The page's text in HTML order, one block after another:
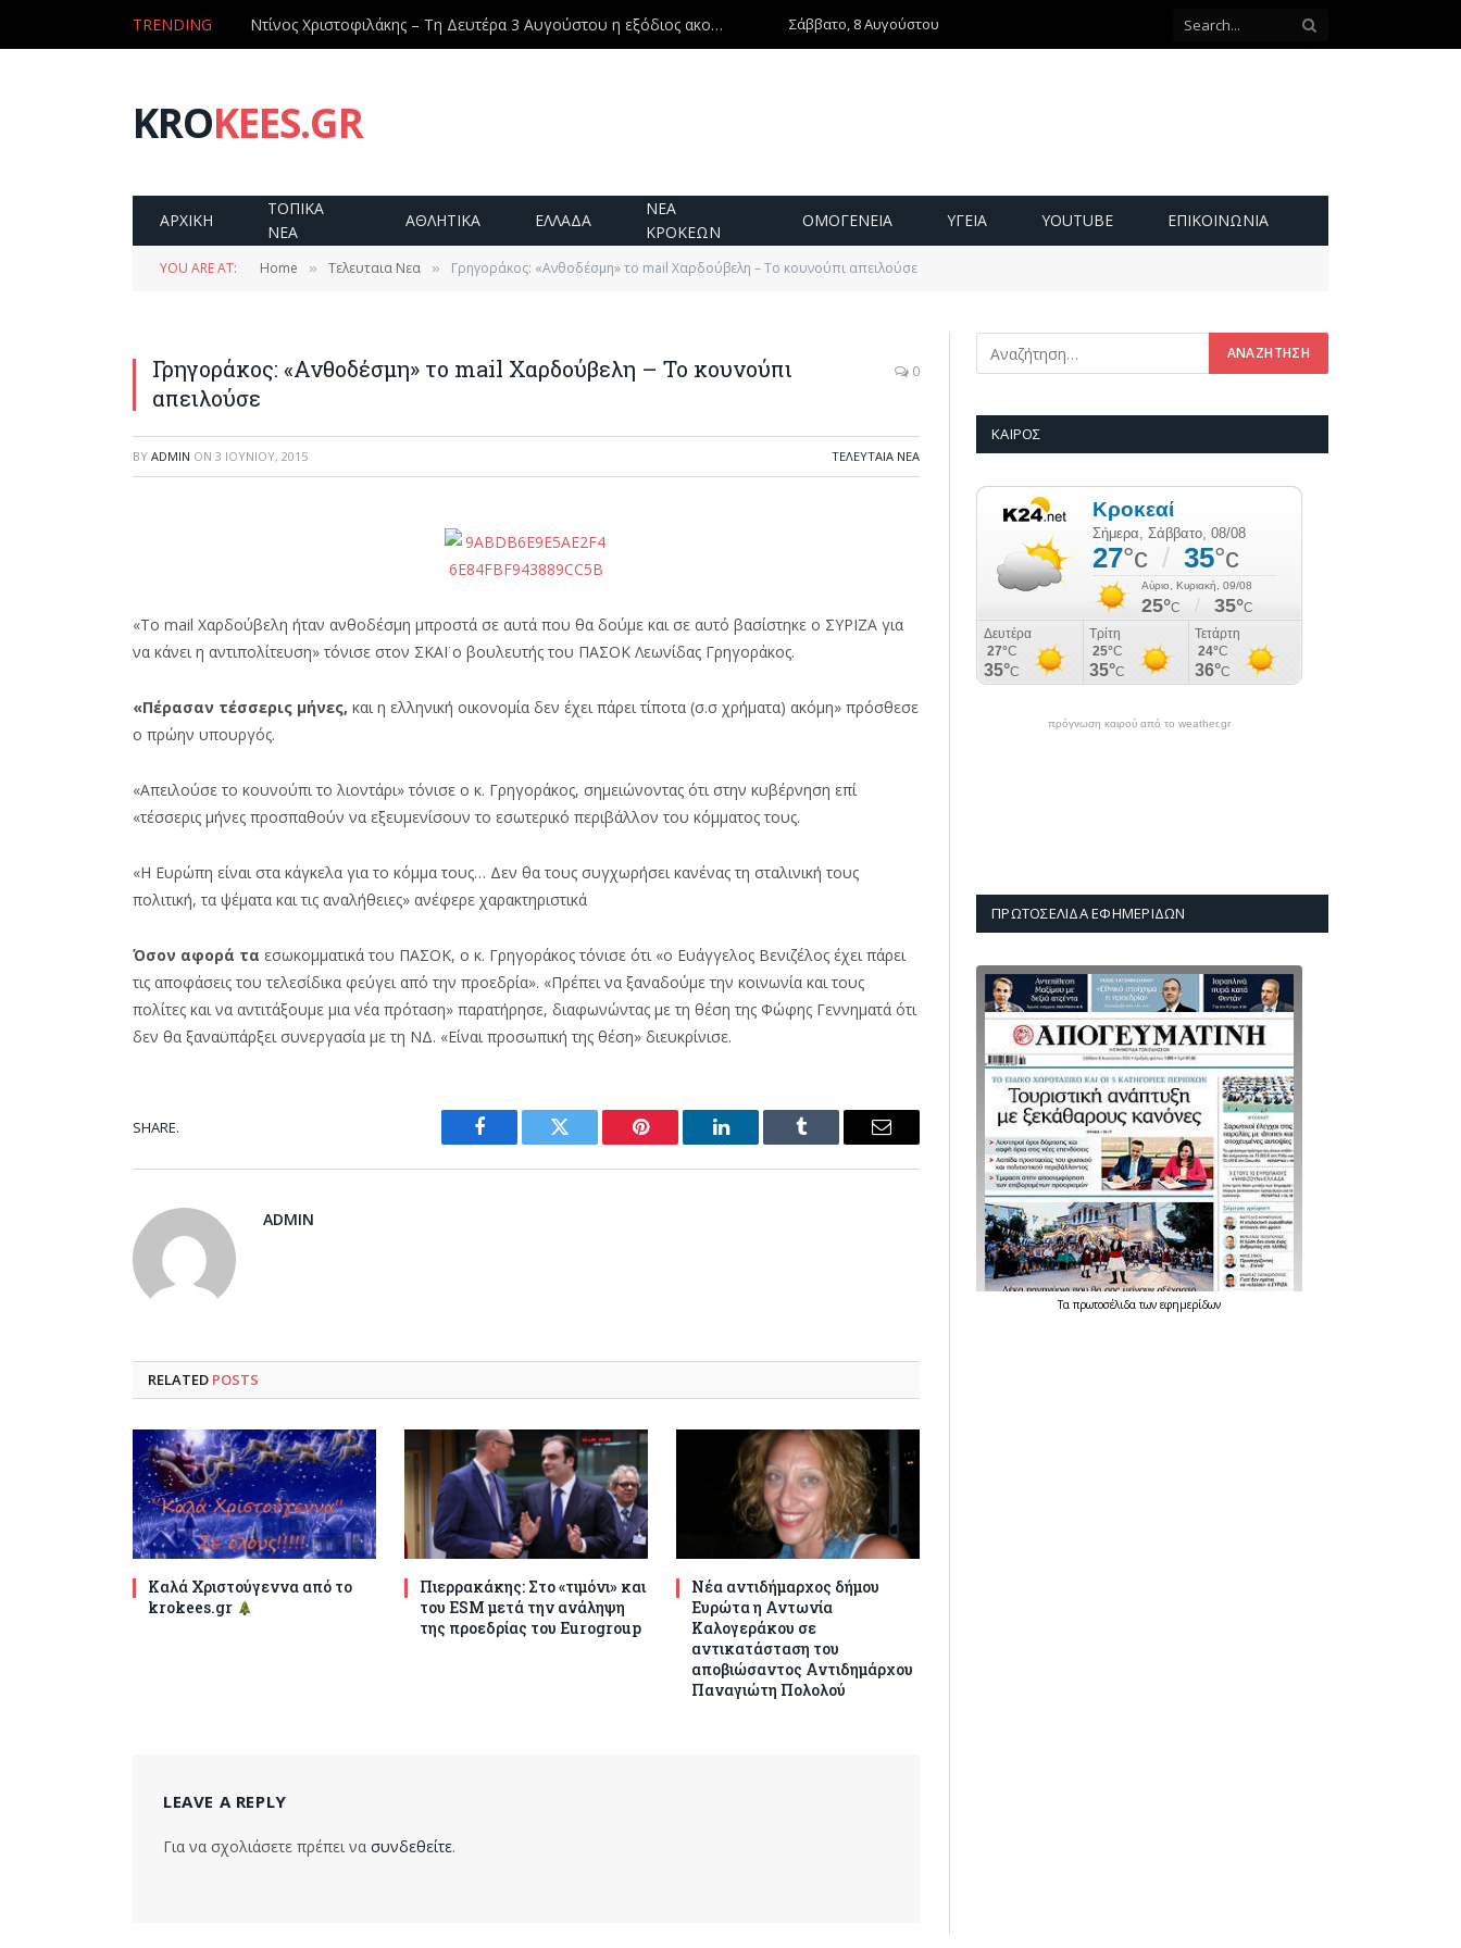
TRENDING Ντίνος Χριστοφιλάκης – Τη Δευτέρα 3 Αυγούστου η εξόδιος ακολουθία Σάββατο, 8 Αυγούστου
KROKEES.GR
ΑΡΧΙΚΗ
ΤΟΠΙΚΑ
ΝΕΑ
ΑΘΛΗΤΙΚΑ ΕΛΛΑΔΑ
ΝΕΑ
ΚΡΟΚΕΩΝ
ΟΜΟΓΕΝΕΙΑ ΥΓΕΙΑ YOUTUBE ΕΠΙΚΟΙΝΩΝΊΑ
YOU ARE AT: Home » Τελευταια Νεα » Γρηγοράκος: «Ανθοδέσμη» το mail Χαρδούβελη – Το κουνούπι απειλούσε
Γρηγοράκος: «Ανθοδέσμη» το mail Χαρδούβελη – Το κουνούπι
απειλούσε
0
BY ADMIN ON 3 ΙΟΥΝΊΟΥ, 2015 ΤΕΛΕΥΤΑΙΑ ΝΕΑ
«Το mail Χαρδούβελη ήταν ανθοδέσμη μπροστά σε αυτά που θα δούμε και σε αυτό βασίστηκε ο ΣΥΡΙΖΑ για
να κάνει η αντιπολίτευση» τόνισε στον ΣΚΑΪ ο βουλευτής του ΠΑΣΟΚ Λεωνίδας Γρηγοράκος.
«Πέρασαν τέσσερις μήνες, και η ελληνική οικονομία δεν έχει πάρει τίποτα (σ.σ χρήματα) ακόμη» πρόσθεσε
ο πρώην υπουργός.
«Απειλούσε το κουνούπι το λιοντάρι» τόνισε ο κ. Γρηγοράκος, σημειώνοντας ότι στην κυβέρνηση επί
«τέσσερις μήνες προσπαθούν να εξευμενίσουν το εσωτερικό περιβάλλον του κόμματος τους.
«Η Ευρώπη είναι στα κάγκελα για το κόμμα τους… Δεν θα τους συγχωρήσει κανένας τη σταλινική τους
πολιτική, τα ψέματα και τις αναλήθειες» ανέφερε χαρακτηριστικά
Όσον αφορά τα εσωκομματικά του ΠΑΣΟΚ, ο κ. Γρηγοράκος τόνισε ότι «ο Ευάγγελος Βενιζέλος έχει πάρει
τις αποφάσεις του τελεσίδικα φεύγει από την προεδρία». «Πρέπει να ξαναδούμε την κοινωνία και τους
πολίτες και να αντιτάξουμε μια νέα πρόταση» παρατήρησε, διαφωνώντας με τη θέση της Φώφης Γεννηματά ότι
δεν θα ξαναϋπάρξει συνεργασία με τη ΝΔ. «Είναι προσωπική της θέση» διευκρίνισε.
SHARE.
Facebook Twitter Pinterest LinkedIn Tumblr Email
ADMIN
RELATED POSTS
Καλά Χριστούγεννα από το
krokees.gr
Πιερρακάκης: Στο «τιμόνι» και
του ESM μετά την ανάληψη
της προεδρίας του Eurogroup
Νέα αντιδήμαρχος δήμου
Ευρώτα η Αντωνία
Καλογεράκου σε
αντικατάσταση του
αποβιώσαντος Αντιδημάρχου
Παναγιώτη Πολολού
LEAVE A REPLY
Για να σχολιάσετε πρέπει να συνδεθείτε.
ΚΑΙΡΌΣ
πρόγνωση καιρού από το weather.gr
ΠΡΩΤΟΣΈΛΙΔΑ ΕΦΗΜΕΡΊΔΩΝ
Τα πρωτοσέλιδατων εφημερίδων